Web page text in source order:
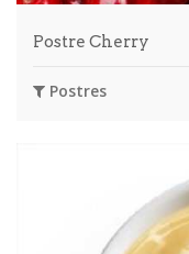
Postre Cherry
Postres